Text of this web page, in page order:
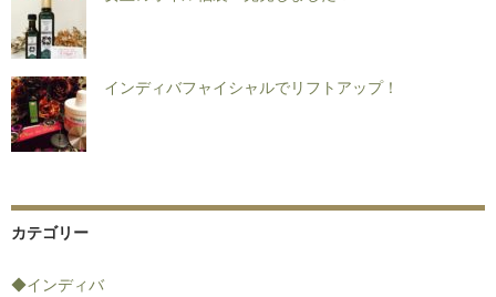
インディバフャイシャルでリフトアップ！
カテゴリー
◆インディバ